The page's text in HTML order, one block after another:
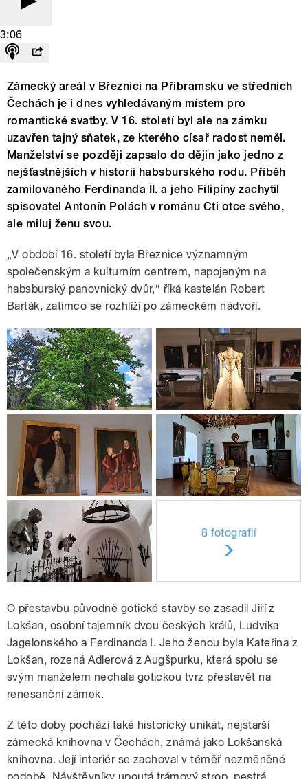
3:06
Zámecký areál v Březnici na Příbramsku ve středních
Čechách je i dnes vyhledávaným místem pro
romantické svatby. V 16. století byl ale na zámku
uzavřen tajný sňatek, ze kterého císař radost neměl.
Manželství se později zapsalo do dějin jako jedno z
nejšťastnějších v historii habsburského rodu. Příběh
zamilovaného Ferdinanda II. a jeho Filipíny zachytil
spisovatel Antonín Polách v románu Cti otce svého,
ale miluj ženu svou.
„V období 16. století byla Březnice významným
společenským a kulturním centrem, napojeným na
habsburský panovnický dvůr,“ říká kastelán Robert
Barták, zatímco se rozhlíží po zámeckém nádvoří.
8 fotografií
O přestavbu původně gotické stavby se zasadil Jiří z
Lokšan, osobní tajemník dvou českých králů, Ludvíka
Jagelonského a Ferdinanda I. Jeho ženou byla Kateřina z
Lokšan, rozená Adlerová z Augšpurku, která spolu se
svým manželem nechala gotickou tvrz přestavět na
renesanční zámek.
Z této doby pochází také historický unikát, nejstarší
zámecká knihovna v Čechách, známá jako Lokšanská
knihovna. Její interiér se zachoval v téměř nezměněné